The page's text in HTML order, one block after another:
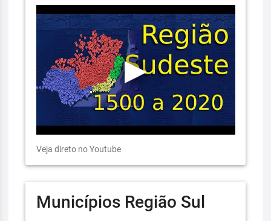
Veja direto no Youtube
Municípios Região Sul